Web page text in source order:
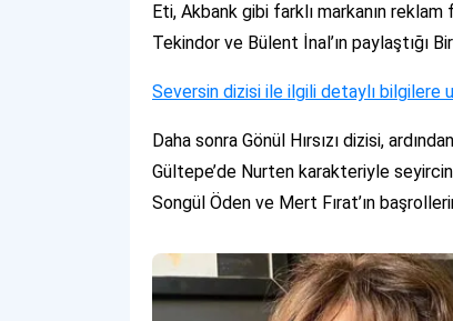
Eti, Akbank gibi farklı markanın
Tekindor ve Bülent İnal’ın paylaştığı
Seversin dizisi ile ilgili detaylı bilgilere
Daha sonra Gönül Hırsızı dizisi,
Gültepe’de Nurten karakteriyle
Songül Öden ve Mert Fırat’ın